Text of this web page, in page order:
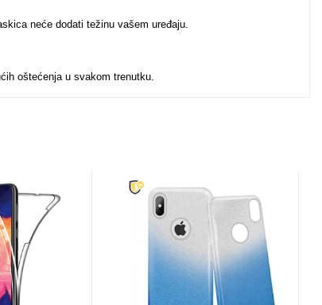
neće dodati težinu vašem uređaju.
oštećenja u svakom trenutku.